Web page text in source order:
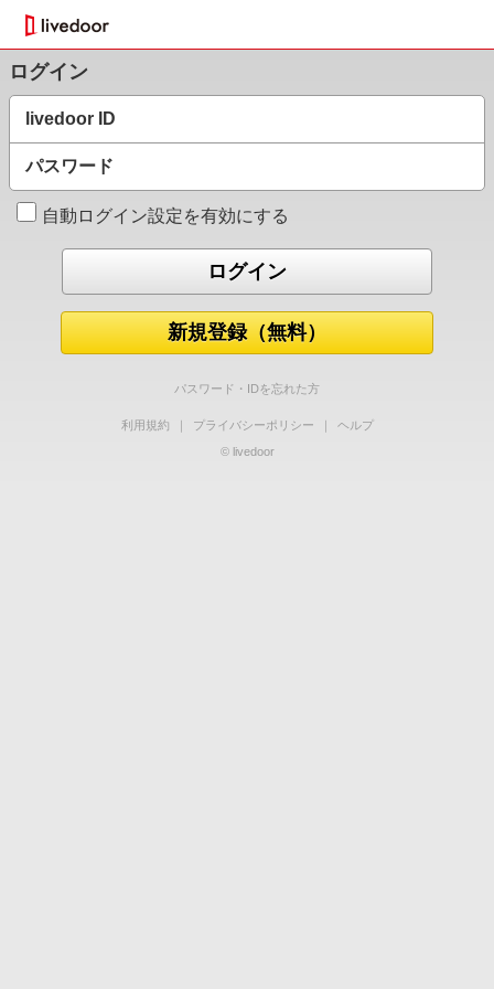
ログイン
livedoor ID
パスワード
自動ログイン設定を有効にする
新規登録（無料）
パスワード・IDを忘れた方
利用規約 ｜ プライバシーポリシー ｜
ヘルプ
© livedoor